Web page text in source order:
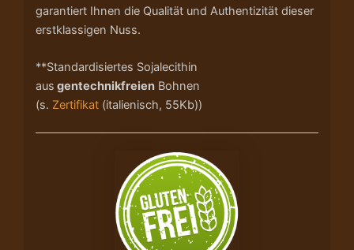
garantiert Ihnen die Qualität und Authentizität dieser
erstklassigen Nuss.
**Standardisiertes Sojalecithin
aus gentechnikfreien Bohnen
(s. Zertifikat (italienisch, 55Kb))